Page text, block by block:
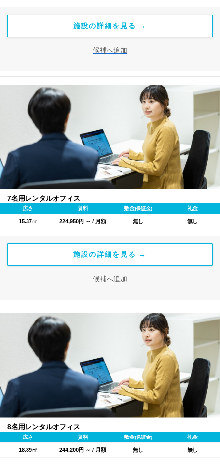
施設の詳細を見る →
候補へ追加
7名用レンタルオフィス
広さ 賃料 敷金(保証金) 礼金
15.37㎡ 224,950円 ～ / 月額 無し 無し
施設の詳細を見る →
候補へ追加
8名用レンタルオフィス
広さ 賃料 敷金(保証金) 礼金
18.89㎡ 244,200円 ～ / 月額 無し 無し